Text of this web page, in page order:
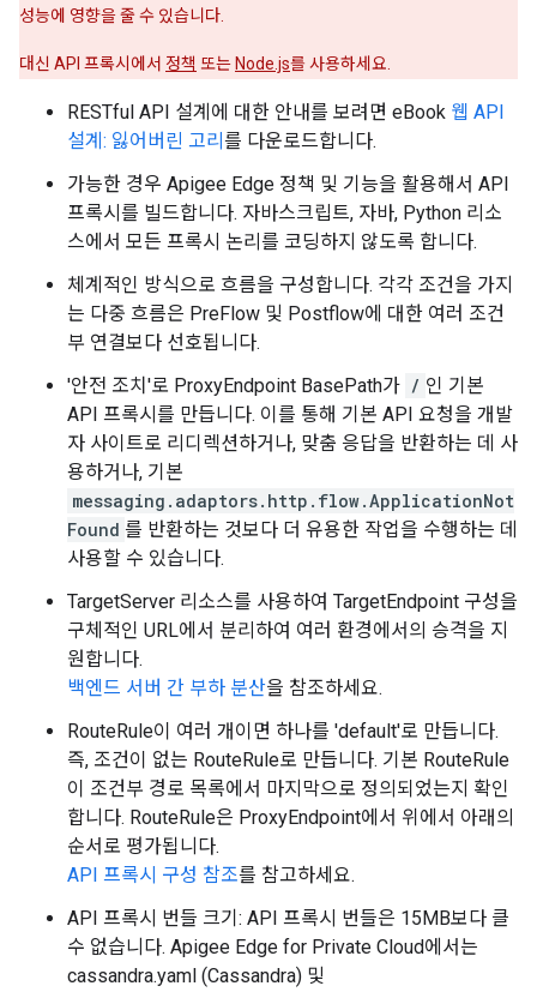
성능에 영향을 줄 수 있습니다.
대신 API 프록시에서 정책 또는 Node.js를 사용하세요.
RESTful API 설계에 대한 안내를 보려면 eBook 웹 API
설계: 잃어버린 고리 를 다운로드합니다.
가능한 경우 Apigee Edge 정책 및 기능을 활용해서 API
프록시를 빌드합니다. 자바스크립트, 자바, Python 리소
스에서 모든 프록시 논리를 코딩하지 않도록 합니다.
체계적인 방식으로 흐름을 구성합니다. 각각 조건을 가지
는 다중 흐름은 PreFlow 및 Postflow에 대한 여러 조건
부 연결보다 선호됩니다.
'안전 조치'로 ProxyEndpoint BasePath가 / 인 기본
API 프록시를 만듭니다. 이를 통해 기본 API 요청을 개발
자 사이트로 리디렉션하거나, 맞춤 응답을 반환하는 데 사
용하거나, 기본
messaging.adaptors.http.flow.ApplicationNot
Found 를 반환하는 것보다 더 유용한 작업을 수행하는 데
사용할 수 있습니다.
TargetServer 리소스를 사용하여 TargetEndpoint 구성을
구체적인 URL에서 분리하여 여러 환경에서의 승격을 지
원합니다.
백엔드 서버 간 부하 분산을 참조하세요.
RouteRule이 여러 개이면 하나를 'default'로 만듭니다.
즉, 조건이 없는 RouteRule로 만듭니다. 기본 RouteRule
이 조건부 경로 목록에서 마지막으로 정의되었는지 확인
합니다. RouteRule은 ProxyEndpoint에서 위에서 아래의
순서로 평가됩니다.
API 프록시 구성 참조를 참고하세요.
API 프록시 번들 크기: API 프록시 번들은 15MB보다 클
수 없습니다. Apigee Edge for Private Cloud에서는
cassandra.yaml (Cassandra) 및